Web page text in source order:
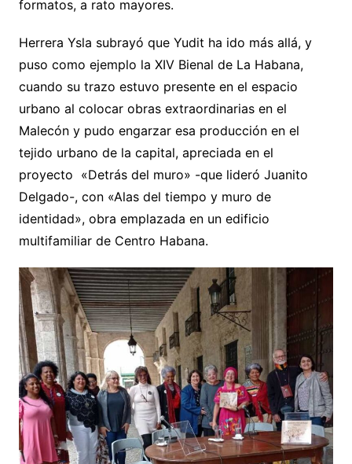
formatos, a rato mayores.
Herrera Ysla subrayó que Yudit ha ido más allá, y
puso como ejemplo la XIV Bienal de La Habana,
cuando su trazo estuvo presente en el espacio
urbano al colocar obras extraordinarias en el
Malecón y pudo engarzar esa producción en el
tejido urbano de la capital, apreciada en el
proyecto «Detrás del muro» -que lideró Juanito
Delgado-, con «Alas del tiempo y muro de
identidad», obra emplazada en un edificio
multifamiliar de Centro Habana.